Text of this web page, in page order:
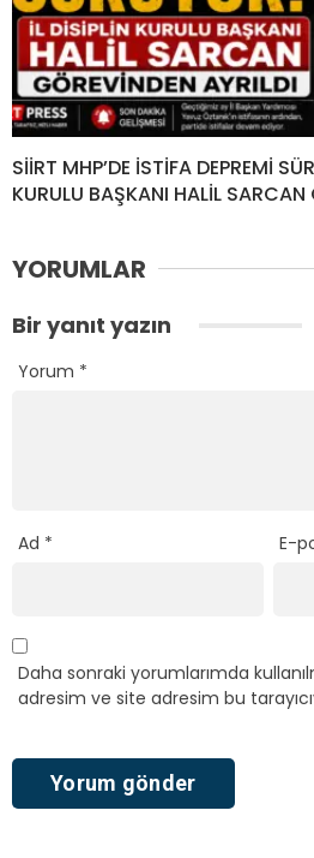
SİİRT MHP’DE İSTİFA DEPREMİ
KURULU BAŞKANI HALİL SARCAN
YORUMLAR
Bir yanıt yazın
Yorum *
Ad * E-
Daha sonraki yorumlarımda
adresim ve site adresim bu